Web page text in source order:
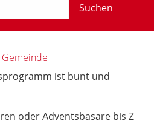
Suchen
ist bunt und
oder Adventsbasare bis Z